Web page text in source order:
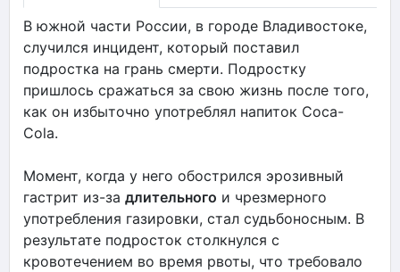
В южной части России, в городе Владивостоке,
случился инцидент, который поставил
подростка на грань смерти. Подростку
пришлось сражаться за свою жизнь после того,
как он избыточно употреблял напиток Coca-
Cola.
Момент, когда у него обострился эрозивный
гастрит из-за длительного и чрезмерного
употребления газировки, стал судьбоносным. В
результате подросток столкнулся с
кровотечением во время рвоты, что требовало